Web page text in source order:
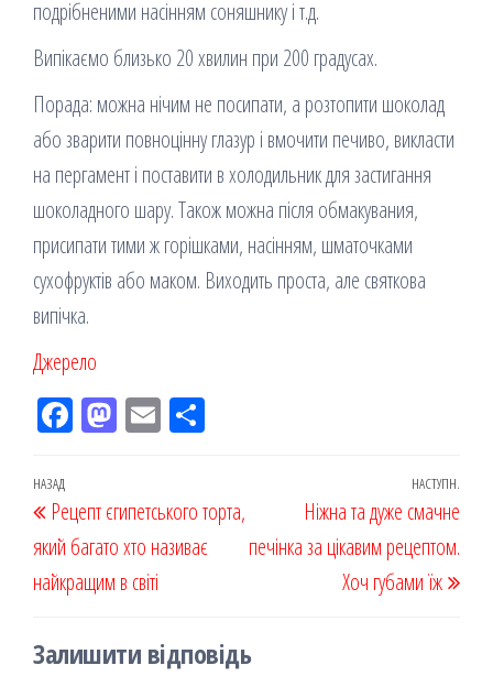
подрібненими насінням соняшнику і т.д.
Випікаємо близько 20 хвилин при 200 градусах.
Порада: можна нічим не посипати, а розтопити шоколад
або зварити повноцінну глазур і вмочити печиво, викласти
на пергамент і поставити в холодильник для застигання
шоколадного шару. Також можна після обмакувания,
присипати тими ж горішками, насінням, шматочками
сухофруктів або маком. Виходить проста, але святкова
випічка.
Джерело
Fac
k
M
on
Em
ис
я
Навігація
записів
Попередній
запис
НАЗАД
Рецепт єгипетського торта,
який багато хто називає
найкращим в світі
НАСТУПН.
Ніжна та дуже смачне
печінка за цікавим рецептом.
Хоч губами їж
Залишити відповідь